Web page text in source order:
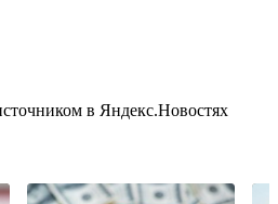
в Яндекс.Новостях